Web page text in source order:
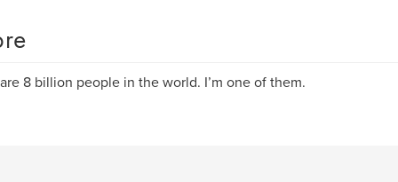
8 billion people in the world. I’m one of them.